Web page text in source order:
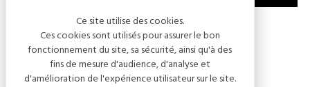
MENTIONS LÉGALES GESTION DES COOKIES
Ce site utilise des cookies.
Ces cookies sont utilisés pour assurer le bon
fonctionnement du site, sa sécurité, ainsi qu'à des
fins de mesure d'audience, d'analyse et
d'amélioration de l'expérience utilisateur sur le site.